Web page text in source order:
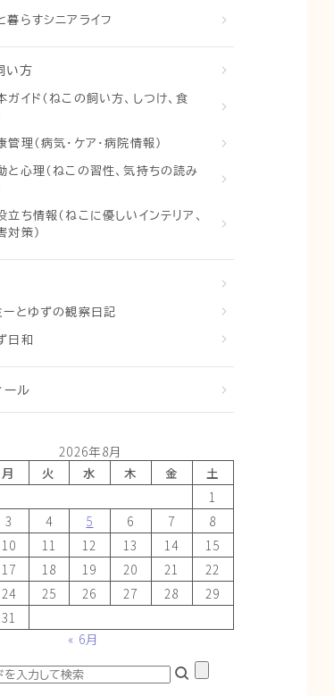
暮らすシニアライフ
い方
ガイド（ねこの飼い方、しつけ、食
管理（病気・ケア・病院情報）
と心理（ねこの習性、気持ちの読み
立ち情報（ねこに優しいインテリア、
対策）
ーとゆずの観察日記
日和
ール
2026年8月
月 火 水 木 金
土
1
3 4 5 6 7
8
10 11 12 13 14
15
17 18 19 20 21
22
24 25 26 27 28
29
31
« 6月